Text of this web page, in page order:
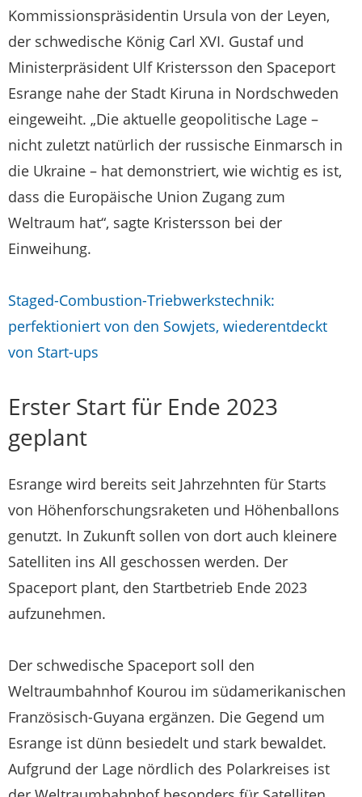
Kommissionspräsidentin Ursula von der Leyen,
der schwedische König Carl XVI. Gustaf und
Ministerpräsident Ulf Kristersson den Spaceport
Esrange nahe der Stadt Kiruna in Nordschweden
eingeweiht. „Die aktuelle geopolitische Lage –
nicht zuletzt natürlich der russische Einmarsch in
die Ukraine – hat demonstriert, wie wichtig es ist,
dass die Europäische Union Zugang zum
Weltraum hat“, sagte Kristersson bei der
Einweihung.
Staged-Combustion-Triebwerkstechnik:
perfektioniert von den Sowjets, wiederentdeckt
von Start-ups
Erster Start für Ende 2023
geplant
Esrange wird bereits seit Jahrzehnten für Starts
von Höhenforschungsraketen und Höhenballons
genutzt. In Zukunft sollen von dort auch kleinere
Satelliten ins All geschossen werden. Der
Spaceport plant, den Startbetrieb Ende 2023
aufzunehmen.
Der schwedische Spaceport soll den
Weltraumbahnhof Kourou im südamerikanischen
Französisch-Guyana ergänzen. Die Gegend um
Esrange ist dünn besiedelt und stark bewaldet.
Aufgrund der Lage nördlich des Polarkreises ist